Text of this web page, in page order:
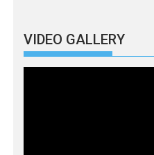
VIDEO GALLERY